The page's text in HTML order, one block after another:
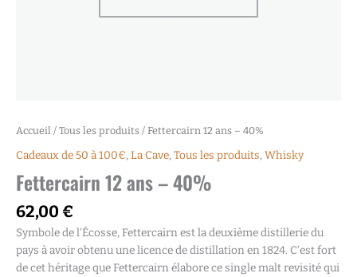
Accueil / Tous les produits / Fettercairn 12 ans – 40%
Cadeaux de 50 à 100€,La Cave,Tous les produits,Whisky
Fettercairn 12 ans – 40%
62,00 €
Symbole de l’Écosse, Fettercairn est la deuxième distillerie du
pays à avoir obtenu une licence de distillation en 1824. C’est fort
de cet héritage que Fettercairn élabore ce single malt revisité qui